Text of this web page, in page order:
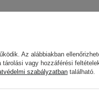
- 50ml
Az alábbiakban
vagy hozzáférési
szabályzatban található.